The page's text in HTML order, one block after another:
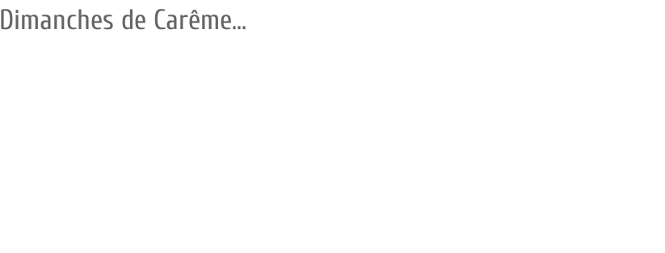
Dimanches de Carême...